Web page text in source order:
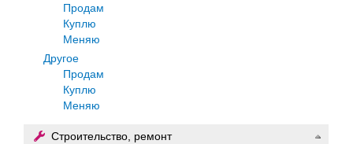
Продам
Куплю
Меняю
Другое
Продам
Куплю
Меняю
Строительство, ремонт